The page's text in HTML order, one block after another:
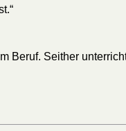
Beruf. Seither